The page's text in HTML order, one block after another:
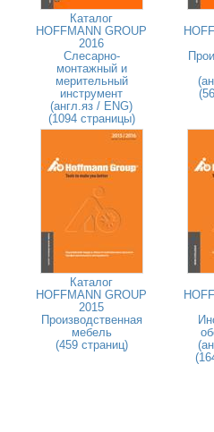
Каталог
HOFFMANN GROUP
2016
Слесарно-
монтажный и
мерительный
инструмент
(англ.яз / ENG)
(1094 страницы)
Каталог
HOFFMANN GROUP
2015
Производственная
мебель
(459 страниц)